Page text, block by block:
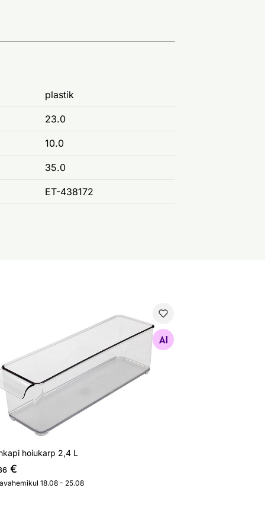
plastik
23.0
10.0
35.0
ET-438172
Otsi sarnaseid
hoiukarp 2,4 L
€
18.08 - 25.08